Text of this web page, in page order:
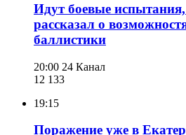
Идут боевые
рассказал о
баллистики
20:00 24 Канал
12 133
19:15
Поражение уже в